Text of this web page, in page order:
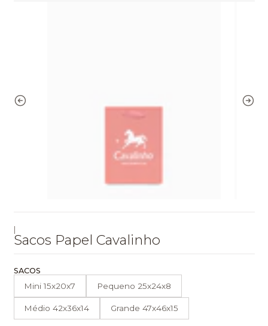
|
Sacos Papel Cavalinho
SACOS
Mini 15x20x7 Pequeno 25x24x8
Médio 42x36x14 Grande 47x46x15